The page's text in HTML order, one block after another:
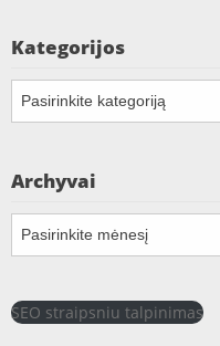
Kategorijos
Archyvai
SEO straipsniu talpinimas